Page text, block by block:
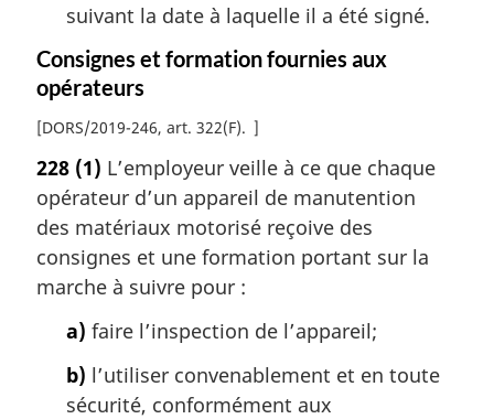
suivant la date à laquelle il a été signé.
Consignes et formation fournies aux
opérateurs
[DORS/2019-246, art. 322(F) ]
228 (1) L’employeur veille à ce que chaque
opérateur d’un appareil de manutention
des matériaux motorisé reçoive des
consignes et une formation portant sur la
marche à suivre pour :
a) faire l’inspection de l’appareil;
b) l’utiliser convenablement et en toute
sécurité, conformément aux